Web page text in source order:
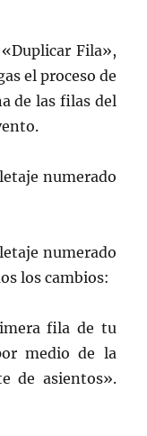
Fila»,
el proceso de
de las filas del
numerado
numerado
los cambios:
fila de tu
medio de la
de asientos».